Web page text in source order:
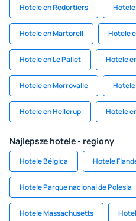
Hotele en Redortiers Hotele
Hotele en Martorell Hotele
Hotele en Le Pallet Hotele
Hotele en Morrovalle
Hotele en Hellerup Hotele
Najlepsze hotele - regiony
Hotele Bélgica Hotele
Hotele Parque nacional de Polesia
Hotele Massachusetts